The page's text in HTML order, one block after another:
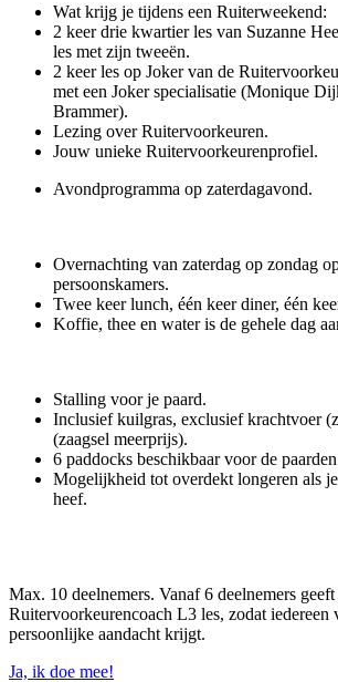
Wat krijg je tijdens een Ruiterweekend:
2 keer drie kwartier les van Suzanne
les met zijn tweeën.
2 keer les op Joker van de
met een Joker specialisatie (Monique
Brammer).
Lezing over Ruitervoorkeuren.
Jouw unieke Ruitervoorkeurenprofiel.
Avondprogramma op zaterdagavond.
Overnachting van zaterdag op zondag
persoonskamers.
Twee keer lunch, één keer diner, één
Koffie, thee en water is de gehele dag
Stalling voor je paard.
Inclusief kuilgras, exclusief krachtvoer
(zaagsel meerprijs).
6 paddocks beschikbaar voor de
Mogelijkheid tot overdekt longeren als
heef.
Max. 10 deelnemers. Vanaf 6 deelnemers geeft
Ruitervoorkeurencoach L3 les, zodat iedereen
persoonlijke aandacht krijgt.
Ja, ik doe mee!